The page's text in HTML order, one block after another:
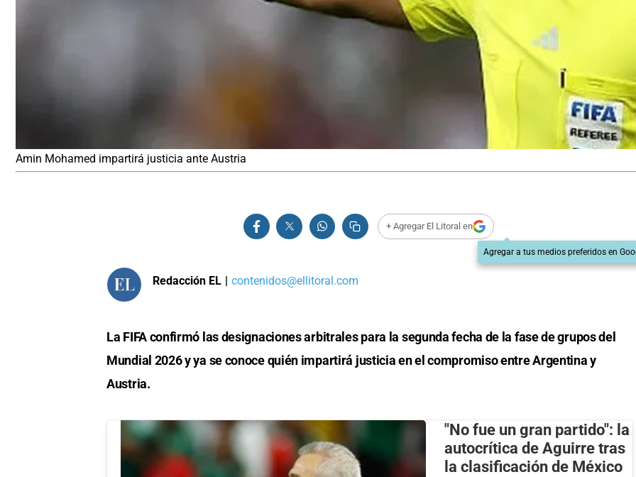
Amin Mohamed impartirá justicia ante Austria
+ Agregar El Litoral en
Agregar a tus medios preferidos en
Redacción EL | contenidos@ellitoral.com
La FIFA confirmó las designaciones arbitrales para la segunda fecha de la fase de grupos del
Mundial 2026 y ya se conoce quién impartirá justicia en el compromiso entre Argentina y
Austria.
"No fue un gran partido": la
autocrítica de Aguirre tras
la clasificación de México